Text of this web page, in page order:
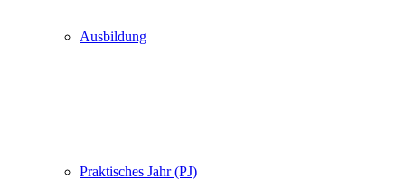
Ausbildung
Praktisches Jahr (PJ)